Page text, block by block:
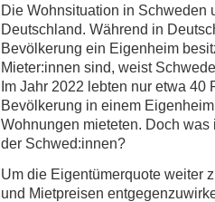
Die Wohnsituation in Schweden
Deutschland. Während in
Bevölkerung ein Eigenheim
Mieter:innen sind, weist
Im Jahr 2022 lebten nur etwa 40
Bevölkerung in einem
Wohnungen mieteten. Doch
der Schwed:innen?
Um die Eigentümerquote weiter
und Mietpreisen